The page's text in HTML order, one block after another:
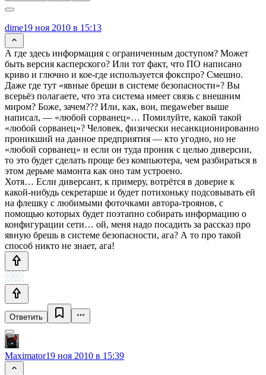
dime19 ноя 2010 в 15:13
А где здесь информация с ограниченным доступом? Может
быть версия касперского? Или тот факт, что ПО написано
криво и глючно и кое-где используется фокспро? Смешно.
Даже где тут «явные бреши в системе безопасности»? Вы
всерьёз полагаете, что эта система имеет связь с внешним
миром? Боже, зачем??? Или, как, вон, megaweber выше
написал, — «любой сорванец»… Помилуйте, какой такой
«любой сорванец»? Человек, физически несанкционированно
проникший на данное предприятия — кто угодно, но не
«любой сорванец» и если он туда проник с целью диверсии,
то это будет сделать проще без компьютера, чем разбираться в
этом дерьме мамонта как оно там устроено.
Хотя… Если диверсант, к примеру, вотрётся в доверие к
какой-нибудь секретарше и будет потихоньку подсовывать ей
на флешку с любимыми фоточками автора-троянов, с
помощью которых будет поэтапно собирать информацию о
конфигурации сети… ой, меня надо посадить за рассказ про
явную брешь в системе безопасности, ага? А то про такой
способ никто не знает, ага!
Ответить
Maximator19 ноя 2010 в 15:39